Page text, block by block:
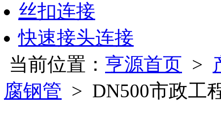
丝扣连接
快速接头连接
当前位置： 亨源首页 >
腐钢管 > DN500市政工